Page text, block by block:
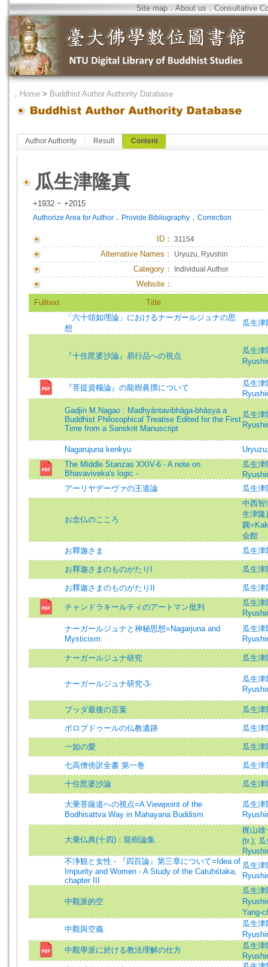
Site map．About us．Consultative
． Home > Buddhist Author Authority Database
Author Authority Result Content
瓜生津隆真
+1932 ~ +2015
Authorize Area for Author ． Provide Bibliography ． Correction
ID ： 31154
Alternative Names： Uryuzu, Ryushin
Category： Individual Author
Website：
Fulltext
Title
「六十頌如理論」におけるナーガールジュナの思
想
瓜生津
『十住毘婆沙論』易行品への視点
瓜生津
『菩提資糧論』の龍樹眞撰について
瓜生津
Gadjin M.Nagao : Madhyāntavibhāga-bhāṣya a
Buddhist Philosophical Treatise Edited for the First
Time from a Sanskrit Manuscript
瓜生津
Nagarujuna kenkyu
The Middle Stanzas XXIV-6 - A note on
Bhavaviveka's logic -
瓜生津
アーリヤデーヴァの王道論
瓜生津
お念仏のこころ
中西智
生津隆
圓
会館
お釋迦さま
瓜生津
お釋迦さまのものがたりI 瓜生津
お釋迦さまのものがたりII 瓜生津
チャンドラキールティのアートマン批判
瓜生津
ナーガールジュナと神秘思想=Nagarjuna and
Mysticism
瓜生津
ナーガールジュナ研究 瓜生津
ナーガールジュナ研究-3-
瓜生津
ブッダ最後の言葉 瓜生津
ボロブドゥールの仏教遺跡 瓜生津
一如の愛 瓜生津
七高僧傍訳全書 第一巻 瓜生津
十住毘婆沙論 瓜生津
大乗菩薩道への視点=A Viewpoint of the
Bodhisattva Way in Mahayana Buddism
瓜生津
大乗仏典(十四)：龍樹論集
梶山雄
(tr.);
不浄観と女性 - 『四百論』第三章について=Idea of
Impurity and Women - A Study of the Catuḥśtaka,
chapter III
瓜生津
中觀派的空
瓜生津
Yang-
中觀與空義
瓜生津
中觀學派に於ける教法理解の仕方
瓜生津